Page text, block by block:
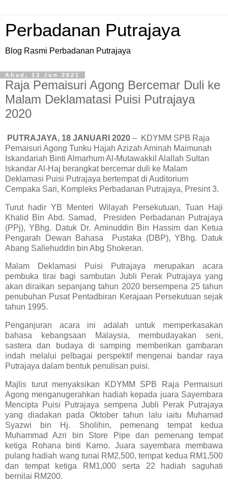
Perbadanan Putrajaya
Blog Rasmi Perbadanan Putrajaya
Ahad, 13 Jun 2021
Raja Pemaisuri Agong Bercemar Duli ke
Malam Deklamatasi Puisi Putrajaya
2020
PUTRAJAYA, 18 JANUARI 2020 – KDYMM SPB Raja
Pemaisuri Agong Tunku Hajah Azizah Aminah Maimunah
Iskandariah Binti Almarhum Al-Mutawakkil Alallah Sultan
Iskandar Al-Haj berangkat bercemar duli ke Malam
Deklamasi Puisi Putrajaya bertempat di Auditorium
Cempaka Sari, Kompleks Perbadanan Putrajaya, Presint 3.
Turut hadir YB Menteri Wilayah Persekutuan, Tuan Haji
Khalid Bin Abd. Samad,
Presiden Perbadanan Putrajaya
(PPj), YBhg. Datuk Dr. Aminuddin Bin Hassim dan Ketua
Pengarah Dewan Bahasa
Pustaka (DBP), YBhg. Datuk
Abang Sallehuddin bin Abg Shokeran.
Malam Deklamasi Puisi Putrajaya merupakan acara
pembuka tirai bagi sambutan Jubli Perak Putrajaya yang
akan diraikan sepanjang tahun 2020 bersempena 25 tahun
penubuhan Pusat Pentadbiran Kerajaan Persekutuan sejak
tahun 1995.
Penganjuran acara ini adalah untuk memperkasakan
bahasa kebangsaan Malaysia, membudayakan seni,
sastera dan budaya di samping memberikan gambaran
indah melalui pelbagai perspektif mengenai bandar raya
Putrajaya dalam bentuk penulisan puisi.
Majlis turut menyaksikan KDYMM SPB Raja Permaisuri
Agong menganugerahkan hadiah kepada juara Sayembara
Mencipta Puisi Putrajaya sempena Jubli Perak Putrajaya
yang diadakan pada Oktober tahun lalu iaitu Muhamad
Syazwi bin Hj. Sholihin, pemenang tempat kedua
Muhammad Azri bin Store Pipe dan pemenang tempat
ketiga Rohana binti Karno. Juara sayembara membawa
pulang hadiah wang tunai RM2,500, tempat kedua RM1,500
dan tempat ketiga RM1,000 serta 22 hadiah saguhati
bernilai RM200.